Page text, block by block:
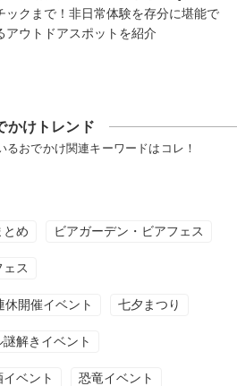
ックまで！非日常体験を存分に堪能で
アウトドアスポットを紹介
かけトレンド
るおでかけ関連キーワードはコレ！
とめ ビアガーデン・ビアフェス
ス
開催イベント 七夕まつり
謎解きイベント
イベント 恐竜イベント